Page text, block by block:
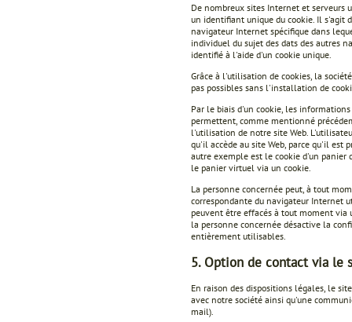
De nombreux sites Internet et serveurs
un identifiant unique du cookie. Il s'agit
navigateur Internet spécifique dans
individuel du sujet des dats des autres
identifié à l'aide d'un cookie unique.
Grâce à l'utilisation de cookies, la
pas possibles sans l'installation de
Par le biais d'un cookie, les
permettent, comme mentionné
l'utilisation de notre site Web.
qu'il accède au site Web, parce qu'il est
autre exemple est le cookie d'un panier
le panier virtuel via un cookie.
La personne concernée peut, à tout
correspondante du navigateur Internet
peuvent être effacés à tout moment via
la personne concernée désactive la
entièrement utilisables.
5. Option de contact via le
En raison des dispositions légales, le
avec notre société ainsi qu'une
mail).